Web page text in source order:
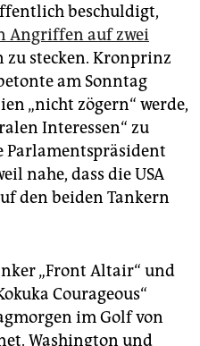
beschuldigt,
Angriffen auf zwei
zu stecken. Kronprinz
am Sonntag
„nicht zögern“ werde,
Interessen“ zu
Parlamentspräsident
nahe, dass die USA
den beiden Tankern
„Front Altair“ und
Courageous“
im Golf von
Washington und